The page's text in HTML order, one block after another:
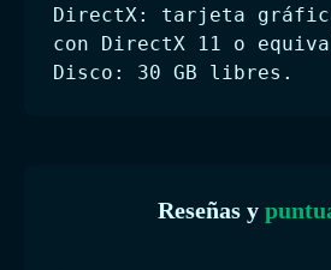
DirectX: tarjeta
con DirectX 11 o
Disco: 30 GB libres.
Reseñas y